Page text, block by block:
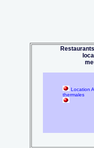
Location
thermales